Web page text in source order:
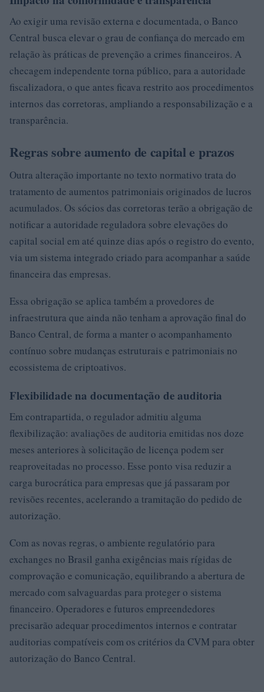
Ao exigir uma revisão externa e documentada, o Banco
Central busca elevar o grau de confiança do mercado em
relação às práticas de prevenção a crimes financeiros. A
checagem independente torna público, para a autoridade
fiscalizadora, o que antes ficava restrito aos procedimentos
internos das corretoras, ampliando a responsabilização e a
transparência.
Regras sobre aumento de capital e prazos
Outra alteração importante no texto normativo trata do
tratamento de aumentos patrimoniais originados de lucros
acumulados. Os sócios das corretoras terão a obrigação de
notificar a autoridade reguladora sobre elevações do
capital social em até quinze dias após o registro do evento,
via um sistema integrado criado para acompanhar a saúde
financeira das empresas.
Essa obrigação se aplica também a provedores de
infraestrutura que ainda não tenham a aprovação final do
Banco Central, de forma a manter o acompanhamento
contínuo sobre mudanças estruturais e patrimoniais no
ecossistema de criptoativos.
Flexibilidade na documentação de auditoria
Em contrapartida, o regulador admitiu alguma
flexibilização: avaliações de auditoria emitidas nos doze
meses anteriores à solicitação de licença podem ser
reaproveitadas no processo. Esse ponto visa reduzir a
carga burocrática para empresas que já passaram por
revisões recentes, acelerando a tramitação do pedido de
autorização.
Com as novas regras, o ambiente regulatório para
exchanges no Brasil ganha exigências mais rígidas de
comprovação e comunicação, equilibrando a abertura de
mercado com salvaguardas para proteger o sistema
financeiro. Operadores e futuros empreendedores
precisarão adequar procedimentos internos e contratar
auditorias compatíveis com os critérios da CVM para obter
autorização do Banco Central.